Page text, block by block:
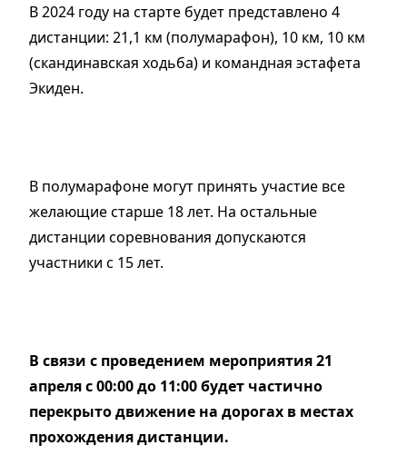
В 2024 году на старте будет представлено 4
дистанции: 21,1 км (полумарафон), 10 км, 10 км
(скандинавская ходьба) и командная эстафета
Экиден.
В полумарафоне могут принять участие все
желающие старше 18 лет. На остальные
дистанции соревнования допускаются
участники с 15 лет.
В связи с проведением мероприятия 21
апреля с 00:00 до 11:00 будет частично
перекрыто движение на дорогах в местах
прохождения дистанции.